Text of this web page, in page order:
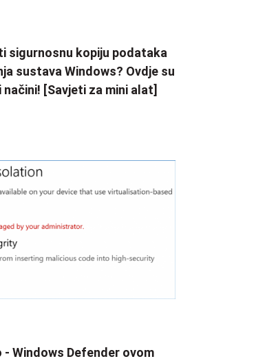
sigurnosnu kopiju podataka
sustava Windows? Ovdje su
[Savjeti za mini alat]
- Windows Defender ovom